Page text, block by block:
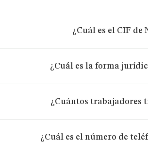
¿Cuál es el CIF
¿Cuál es la forma
¿Cuántos trabajadores
¿Cuál es el número de